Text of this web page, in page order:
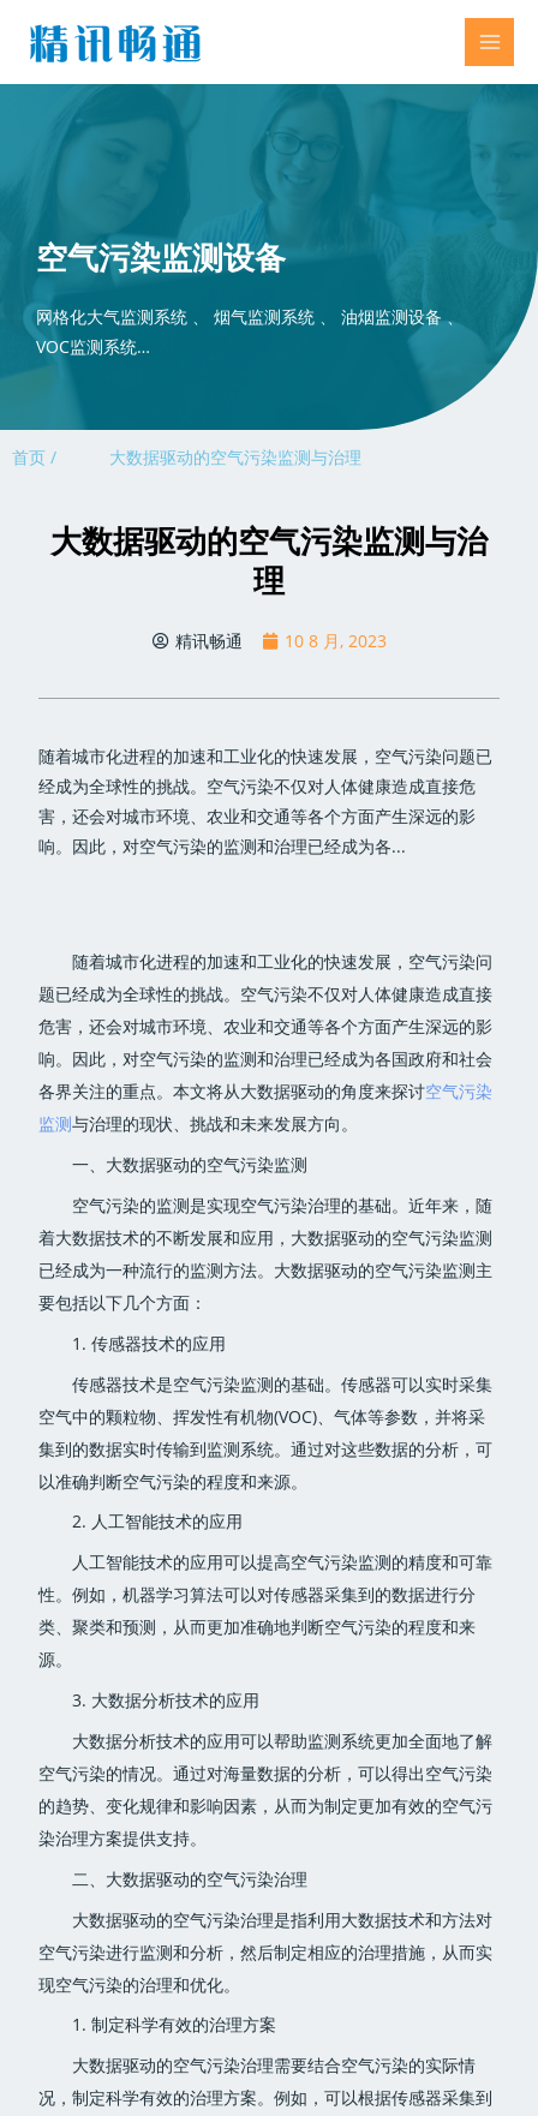
空气污染监测设备
网格化大气监测系统 、 烟气监测系统 、 油烟监测设备 、
VOC监测系统…
首页 / 大数据驱动的空气污染监测与治理
大数据驱动的空气污染监测与治
理
精讯畅通 10 8 月, 2023
随着城市化进程的加速和工业化的快速发展，空气污染问题已
经成为全球性的挑战。空气污染不仅对人体健康造成直接危
害，还会对城市环境、农业和交通等各个方面产生深远的影
响。因此，对空气污染的监测和治理已经成为各...
随着城市化进程的加速和工业化的快速发展，空气污染问
题已经成为全球性的挑战。空气污染不仅对人体健康造成直接
危害，还会对城市环境、农业和交通等各个方面产生深远的影
响。因此，对空气污染的监测和治理已经成为各国政府和社会
各界关注的重点。本文将从大数据驱动的角度来探讨空气污染
监测与治理的现状、挑战和未来发展方向。
一、大数据驱动的空气污染监测
空气污染的监测是实现空气污染治理的基础。近年来，随
着大数据技术的不断发展和应用，大数据驱动的空气污染监测
已经成为一种流行的监测方法。大数据驱动的空气污染监测主
要包括以下几个方面：
1. 传感器技术的应用
传感器技术是空气污染监测的基础。传感器可以实时采集
空气中的颗粒物、挥发性有机物(VOC)、气体等参数，并将采
集到的数据实时传输到监测系统。通过对这些数据的分析，可
以准确判断空气污染的程度和来源。
2. 人工智能技术的应用
人工智能技术的应用可以提高空气污染监测的精度和可靠
性。例如，机器学习算法可以对传感器采集到的数据进行分
类、聚类和预测，从而更加准确地判断空气污染的程度和来
源。
3. 大数据分析技术的应用
大数据分析技术的应用可以帮助监测系统更加全面地了解
空气污染的情况。通过对海量数据的分析，可以得出空气污染
的趋势、变化规律和影响因素，从而为制定更加有效的空气污
染治理方案提供支持。
二、大数据驱动的空气污染治理
大数据驱动的空气污染治理是指利用大数据技术和方法对
空气污染进行监测和分析，然后制定相应的治理措施，从而实
现空气污染的治理和优化。
1. 制定科学有效的治理方案
大数据驱动的空气污染治理需要结合空气污染的实际情
况，制定科学有效的治理方案。例如，可以根据传感器采集到